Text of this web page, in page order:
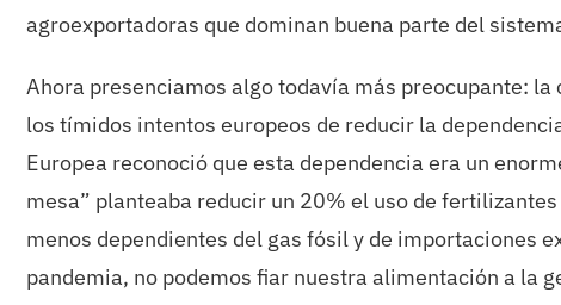
agroexportadoras que dominan buena parte del
Ahora presenciamos algo todavía más preocupante:
los tímidos intentos europeos de reducir la
Europea reconoció que esta dependencia era un
mesa” planteaba reducir un 20% el uso de
menos dependientes del gas fósil y de importaciones
pandemia, no podemos fiar nuestra alimentación a la